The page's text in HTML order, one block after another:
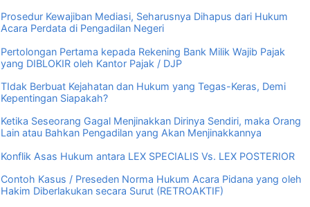
Prosedur Kewajiban Mediasi, Seharusnya Dihapus dari Hukum
Acara Perdata di Pengadilan Negeri
Pertolongan Pertama kepada Rekening Bank Milik Wajib Pajak
yang DIBLOKIR oleh Kantor Pajak / DJP
TIdak Berbuat Kejahatan dan Hukum yang Tegas-Keras, Demi
Kepentingan Siapakah?
Ketika Seseorang Gagal Menjinakkan Dirinya Sendiri, maka Orang
Lain atau Bahkan Pengadilan yang Akan Menjinakkannya
Konflik Asas Hukum antara LEX SPECIALIS Vs. LEX POSTERIOR
Contoh Kasus / Preseden Norma Hukum Acara Pidana yang oleh
Hakim Diberlakukan secara Surut (RETROAKTIF)